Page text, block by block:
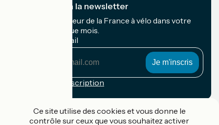
Je m'abonne à la newsletter
Recevez le meilleur de la France à vélo dans votre
boîte mail chaque mois.
Mon adresse mail
Conditions d'inscription
Ce site utilise des cookies et vous donne le
contrôle sur ceux que vous souhaitez activer